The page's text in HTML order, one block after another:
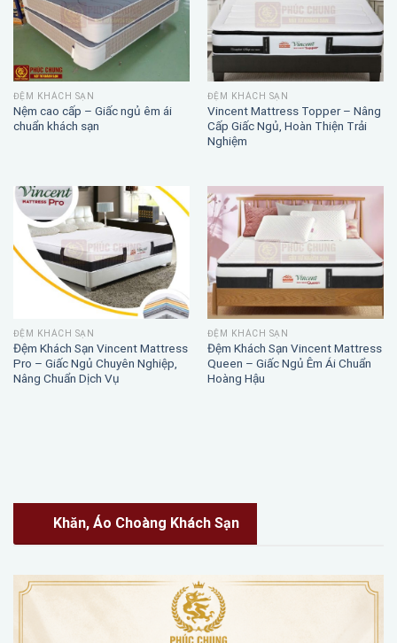
ĐỆM KHÁCH SẠN
Nệm cao cấp – Giấc ngủ êm ái
chuẩn khách sạn
ĐỆM KHÁCH SẠN
Vincent Mattress Topper – Nâng
Cấp Giấc Ngủ, Hoàn Thiện Trải
Nghiệm
ĐỆM KHÁCH SẠN
Đệm Khách Sạn Vincent Mattress
Pro – Giấc Ngủ Chuyên Nghiệp,
Nâng Chuẩn Dịch Vụ
ĐỆM KHÁCH SẠN
Đệm Khách Sạn Vincent Mattress
Queen – Giấc Ngủ Êm Ái Chuẩn
Hoàng Hậu
Khăn, Áo Choàng Khách Sạn